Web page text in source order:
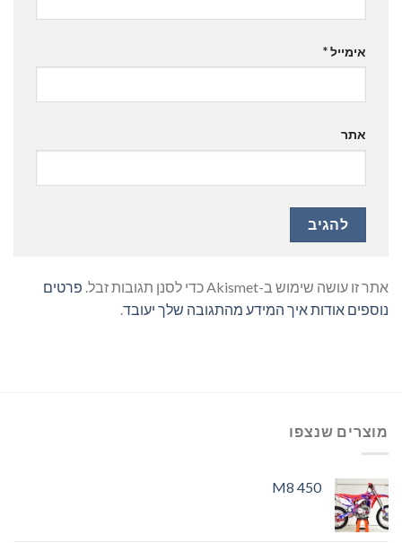
אימייל*
אתר
אתר זו עושה שימוש ב-Akismet כדי לסנן תגובות זבל.
פרטים
נוספים אודות איך המידע מהתגובה שלך יעובד
מוצרים שנצפו
M8 450